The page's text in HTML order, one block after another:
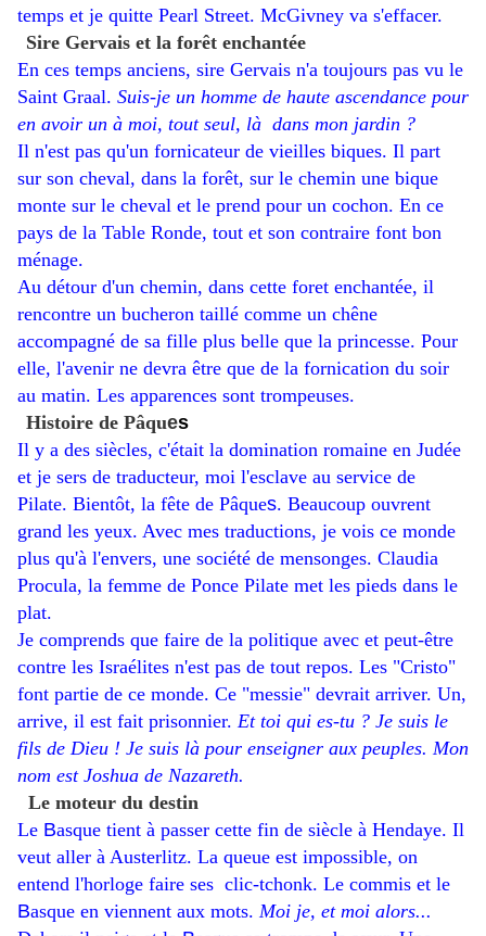
temps et je quitte Pearl Street. McGivney va s'effacer.
Sire Gervais et la forêt enchantée
En ces temps anciens, sire Gervais n'a toujours pas vu le
Saint Graal. Suis-je un homme de haute ascendance pour
en avoir un à moi, tout seul, là dans mon jardin ?
Il n'est pas qu'un fornicateur de vieilles biques. Il part
sur son cheval, dans la forêt, sur le chemin une bique
monte sur le cheval et le prend pour un cochon. En ce
pays de la Table Ronde, tout et son contraire font bon
ménage.
Au détour d'un chemin, dans cette foret enchantée, il
rencontre un bucheron taillé comme un chêne
accompagné de sa fille plus belle que la princesse. Pour
elle, l'avenir ne devra être que de la fornication du soir
au matin. Les apparences sont trompeuses.
Histoire de Pâques
Il y a des siècles, c'était la domination romaine en Judée
et je sers de traducteur, moi l'esclave au service de
Pilate. Bientôt, la fête de Pâque​s. Beaucoup ouvrent
grand les yeux. Avec mes traductions, je vois ce monde
plus qu'à l'envers, une société de mensonges. Claudia
Procula, la femme de Ponce Pilate met les pieds dans le
plat.
Je comprends que faire de la politique avec et peut-être
contre les Israélites n'est pas de tout repos. Les "Cristo"
font partie de ce monde. Ce "messie" devrait arriver. Un,
arrive, il est fait prisonnier. Et toi qui es-tu ? Je suis le
fils de Dieu ! Je suis là pour enseigner aux peuples. Mon
nom est Joshua de Nazareth.
Le moteur du destin
Le ​Basque tient à passer cette fin de siècle à Hendaye. Il
veut aller à Austerlitz. La queue est impossible, on
entend l'horloge faire ses clic-tchonk. Le commis et le
Basque en viennent aux mots. Moi je, et moi alors...